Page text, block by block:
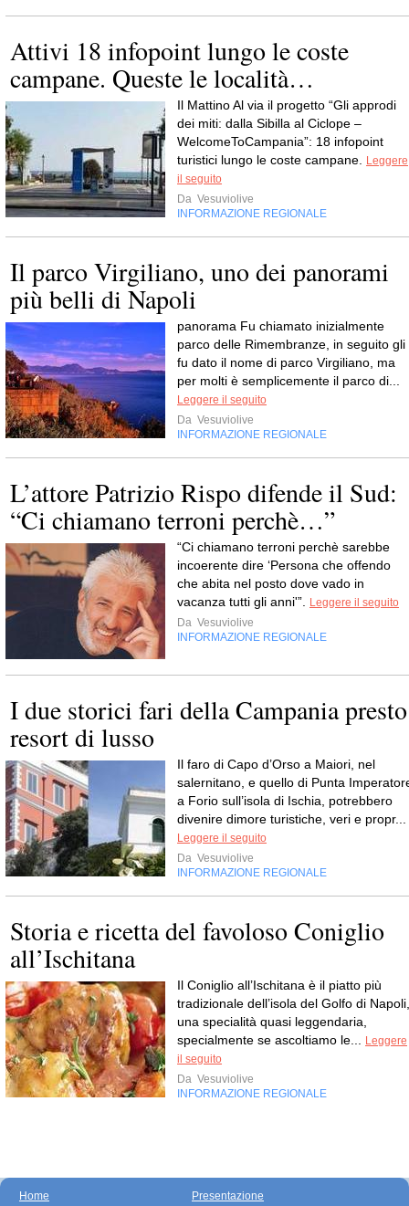
Attivi 18 infopoint lungo le coste
campane. Queste le località…
Il Mattino Al via il progetto “Gli approdi
dei miti: dalla Sibilla al Ciclope –
WelcomeToCampania”: 18 infopoint
turistici lungo le coste campane.
Leggere
il seguito
Da Vesuviolive
INFORMAZIONE REGIONALE
Il parco Virgiliano, uno dei panorami
più belli di Napoli
panorama Fu chiamato inizialmente
parco delle Rimembranze, in seguito gli
fu dato il nome di parco Virgiliano, ma
per molti è semplicemente il parco di...
Leggere il seguito
Da Vesuviolive
INFORMAZIONE REGIONALE
L’attore Patrizio Rispo difende il Sud:
“Ci chiamano terroni perchè…”
“Ci chiamano terroni perchè sarebbe
incoerente dire ‘Persona che offendo
che abita nel posto dove vado in
vacanza tutti gli anni'”.
Leggere il seguito
Da Vesuviolive
INFORMAZIONE REGIONALE
I due storici fari della Campania presto
resort di lusso
Il faro di Capo d’Orso a Maiori, nel
salernitano, e quello di Punta
a Forio sull’isola di Ischia, potrebbero
divenire dimore turistiche, veri e propr...
Leggere il seguito
Da Vesuviolive
INFORMAZIONE REGIONALE
Storia e ricetta del favoloso Coniglio
all’Ischitana
Il Coniglio all’Ischitana è il piatto più
tradizionale dell’isola del Golfo di Napoli,
una specialità quasi leggendaria,
specialmente se ascoltiamo le...
Leggere
il seguito
Da Vesuviolive
INFORMAZIONE REGIONALE
Home
Presentazione